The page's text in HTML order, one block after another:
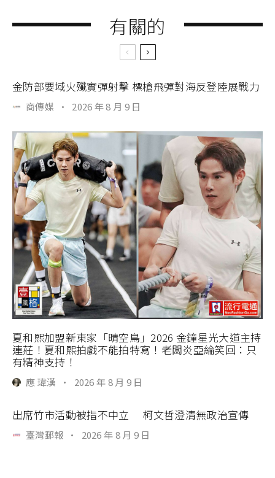
有關的
金防部要域火殲實彈射擊 標槍飛彈對海反登陸展戰力
商傳媒 · 2026 年 8 月 9 日
夏和熙加盟新東家「晴空鳥」2026 金鐘星光大道主持
連莊！夏和熙拍戲不能拍特寫！老闆炎亞綸笑回：只
有精神支持！
應 瑋漢 · 2026 年 8 月 9 日
出席竹市活動被指不中立 柯文哲澄清無政治宣傳
臺灣郵報 · 2026 年 8 月 9 日